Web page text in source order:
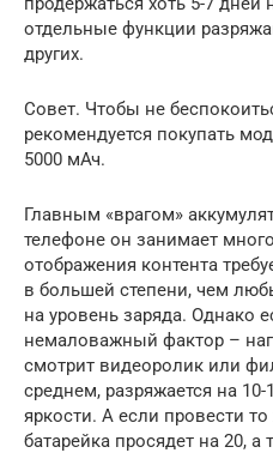
отдельные функции
других.
Совет. Чтобы не
рекомендуется покупать
5000 мАч.
Главным «врагом»
телефоне он занимает
отображения контента
в большей степени, чем
на уровень заряда. Однако
немаловажный фактор –
смотрит видеоролик или
среднем, разряжается на
яркости. А если провести
батарейка просядет на 20, а